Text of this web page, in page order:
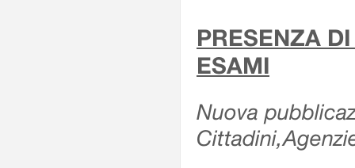
PRESENZA
ESAMI
Nuova